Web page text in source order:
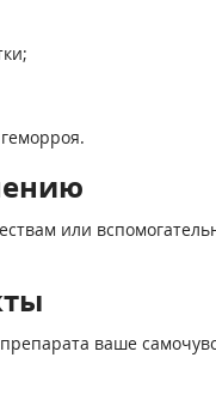
или
ваше